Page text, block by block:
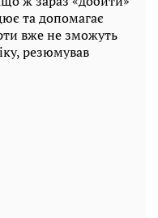
та допомагає
вже не зможуть
резюмував